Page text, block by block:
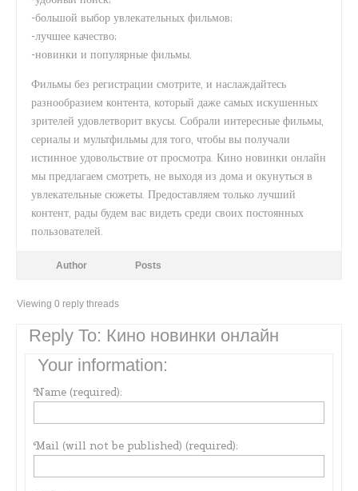
-большой выбор увлекательных фильмов;
-лучшее качество;
-новинки и популярные фильмы.
Фильмы без регистрации смотрите, и наслаждайтесь
разнообразием контента, который даже самых искушенных
зрителей удовлетворит вкусы. Собрали интересные фильмы,
сериалы и мультфильмы для того, чтобы вы получали
истинное удовольствие от просмотра. Кино новинки онлайн
мы предлагаем смотреть, не выходя из дома и окунуться в
увлекательные сюжеты. Предоставляем только лучший
контент, рады будем вас видеть среди своих постоянных
пользователей.
Author Posts
Viewing 0 reply threads
Reply To: Кино новинки онлайн
Your information:
Name (required):
Mail (will not be published) (required):